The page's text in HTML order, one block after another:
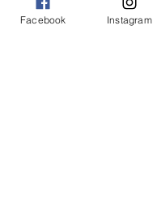
Facebook Instagram